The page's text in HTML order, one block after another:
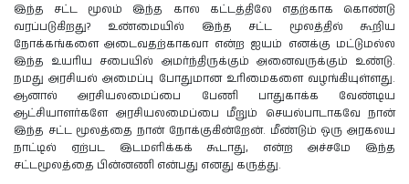
இந்த சட்ட மூலம் இந்த கால கட்டத்திலே எதற்காக கொண்டு
வரப்படுகிறது? உண்மையில் இந்த சட்ட மூலத்தில் கூறிய
நோக்கங்களை அடைவதற்காகவா என்ற ஐயம் எனக்கு மட்டுமல்ல
இந்த உயரிய சபையில் அமர்ந்திருக்கும் அனைவருக்கும் உண்டு.
நமது அரசியல் அமைப்பு போதுமான உரிமைகளை வழங்கியுள்ளது.
ஆனால் அரசியலமைப்பை பேணி பாதுகாக்க வேண்டிய
ஆட்சியாளர்களே அரசியலமைப்பை மீறும் செயல்பாடாகவே நான்
இந்த சட்ட மூலத்தை நான் நோக்குகின்றேன். மீண்டும் ஒரு அரகலய
நாட்டில் ஏற்பட இடமளிக்கக் கூடாது, என்ற அச்சமே இந்த
சட்டமூலத்தை பின்னணி என்பது எனது கருத்து.